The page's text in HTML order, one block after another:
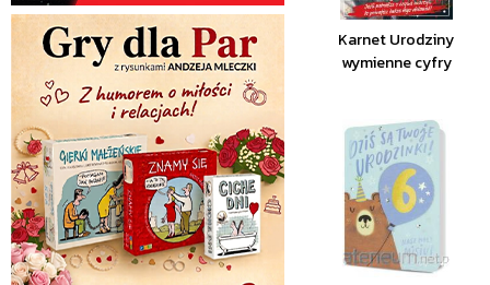
Karnet Urodziny
wymienne cyfry